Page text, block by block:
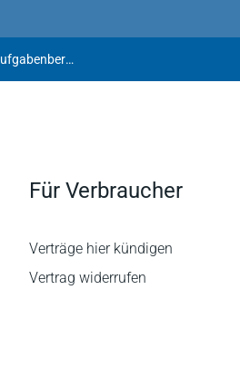
Wer erbt? Zur Einrichtung einer Betreuung für den Aufgabenbereich der Vertretung des geschäftsunfähigen Ehegatten im Ehescheidungsverfahren
Für Verbraucher
Verträge hier kündigen
Vertrag widerrufen